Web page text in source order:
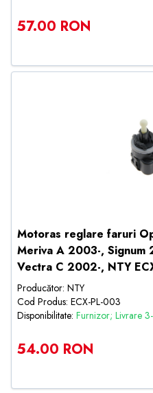
57.00 RON
Motoras reglare faruri
Meriva A 2003-,
Vectra C 2002-, NTY
Producător: NTY
Cod Produs: ECX-PL-003
Disponibilitate: Furnizor; Livrare
54.00 RON